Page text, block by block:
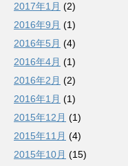
2017年1月 (2)
2016年9月 (1)
2016年5月 (4)
2016年4月 (1)
2016年2月 (2)
2016年1月 (1)
2015年12月 (1)
2015年11月 (4)
2015年10月 (15)